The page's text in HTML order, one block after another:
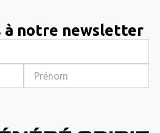
à notre newsletter